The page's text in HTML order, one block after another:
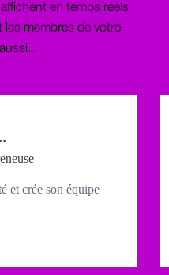
en temps réels
les membres de votre
et crée son équipe